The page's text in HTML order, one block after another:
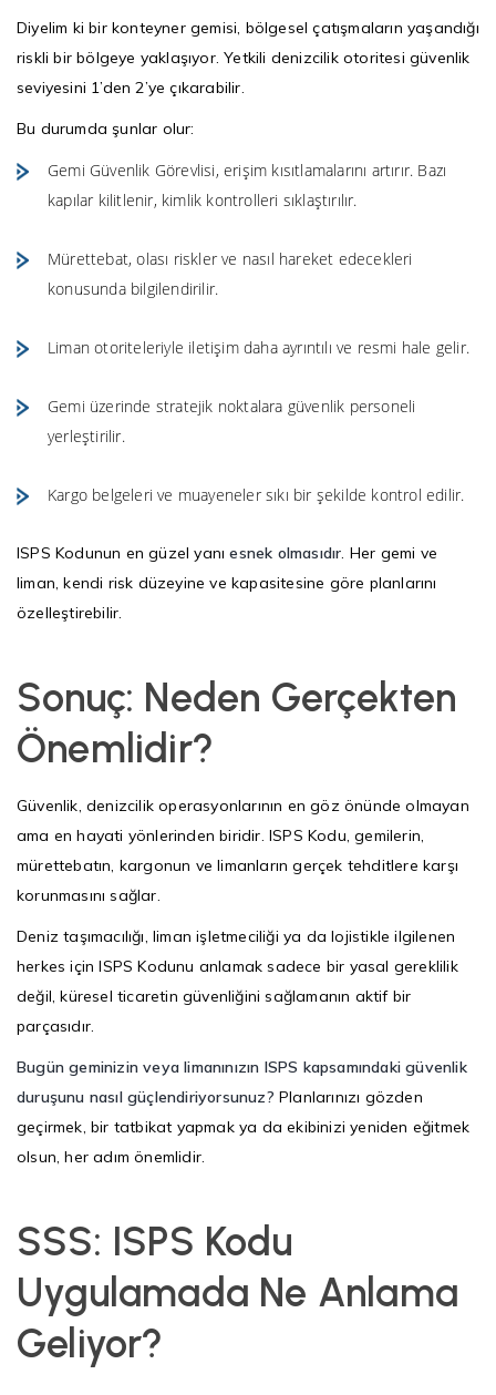
Diyelim ki bir konteyner gemisi, bölgesel çatışmaların yaşandığı
riskli bir bölgeye yaklaşıyor. Yetkili denizcilik otoritesi güvenlik
seviyesini 1’den 2’ye çıkarabilir.
Bu durumda şunlar olur:
Gemi Güvenlik Görevlisi, erişim kısıtlamalarını artırır. Bazı
kapılar kilitlenir, kimlik kontrolleri sıklaştırılır.
Mürettebat, olası riskler ve nasıl hareket edecekleri
konusunda bilgilendirilir.
Liman otoriteleriyle iletişim daha ayrıntılı ve resmi hale gelir.
Gemi üzerinde stratejik noktalara güvenlik personeli
yerleştirilir.
Kargo belgeleri ve muayeneler sıkı bir şekilde kontrol edilir.
ISPS Kodunun en güzel yanıesnek olmasıdır. Her gemi ve
liman, kendi risk düzeyine ve kapasitesine göre planlarını
özelleştirebilir.
Sonuç: Neden Gerçekten
Önemlidir?
Güvenlik, denizcilik operasyonlarının en göz önünde olmayan
ama en hayati yönlerinden biridir. ISPS Kodu, gemilerin,
mürettebatın, kargonun ve limanların gerçek tehditlere karşı
korunmasını sağlar.
Deniz taşımacılığı, liman işletmeciliği ya da lojistikle ilgilenen
herkes için ISPS Kodunu anlamak sadece bir yasal gereklilik
değil, küresel ticaretin güvenliğini sağlamanın aktif bir
parçasıdır.
Bugün geminizin veya limanınızın ISPS kapsamındaki güvenlik
duruşunu nasıl güçlendiriyorsunuz? Planlarınızı gözden
geçirmek, bir tatbikat yapmak ya da ekibinizi yeniden eğitmek
olsun, her adım önemlidir.
SSS: ISPS Kodu
Uygulamada Ne Anlama
Geliyor?